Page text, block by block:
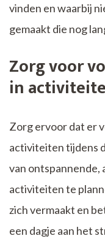
vinden en waarbij
gemaakt die nog
Zorg voor
in
Zorg ervoor dat er
activiteiten tijdens
van
activiteiten te
zich vermaakt en
een dagje aan het